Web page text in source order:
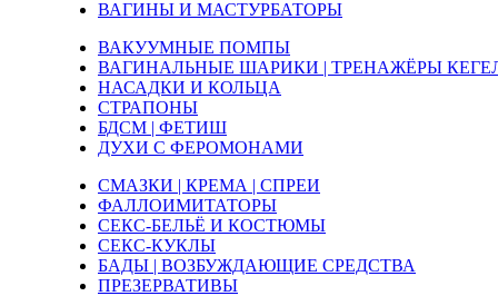
ВАГИНЫ И МАСТУРБАТОРЫ
ВАКУУМНЫЕ ПОМПЫ
ВАГИНАЛЬНЫЕ ШАРИКИ | ТРЕНАЖЁРЫ
НАСАДКИ И КОЛЬЦА
СТРАПОНЫ
БДСМ | ФЕТИШ
ДУХИ С ФЕРОМОНАМИ
СМАЗКИ | КРЕМА | СПРЕИ
ФАЛЛОИМИТАТОРЫ
СЕКС-БЕЛЬЁ И КОСТЮМЫ
СЕКС-КУКЛЫ
БАДЫ | ВОЗБУЖДАЮЩИЕ СРЕДСТВА
ПРЕЗЕРВАТИВЫ